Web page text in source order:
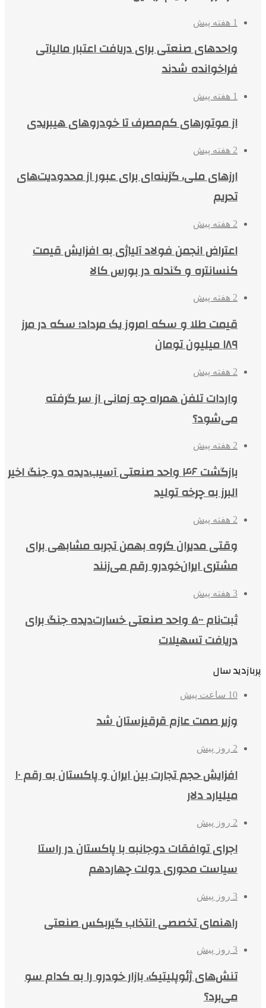
1 هفته پیش
واحدهای صنعتی برای دریافت اعتبار مالیاتی
فراخوانده شدند
1 هفته پیش
از موتورهای کم‌مصرف تا خودروهای هیبریدی
2 هفته پیش
ارزهای ملی، گزینه‌ای برای عبور از محدودیت‌های
تحریم
2 هفته پیش
اعتراض انجمن فولاد آلیاژی به افزایش قیمت
کنسانتره و گندله در بورس کالا
2 هفته پیش
قیمت طلا و سکه امروز یک مرداد؛ سکه در مرز
۱۸۹ میلیون تومان
2 هفته پیش
واردات تلفن همراه چه زمانی از سر گرفته
می‌شود؟
2 هفته پیش
بازگشت ۴۶ واحد صنعتی آسیب‌دیده دو جنگ اخیر
البرز به چرخه تولید
2 هفته پیش
وقتی مدیران گروه بهمن تجربه مشابهی برای
مشتری ایران‌خودرو رقم می‌زنند
3 هفته پیش
ثبت‌نام ۵۰۰ واحد صنعتی خسارت‌دیده جنگ برای
دریافت تسهیلات
پربازدید سال
10 ساعت پیش
وزیر صمت عازم قرقیزستان شد
2 روز پیش
افزایش حجم تجارت بین ایران و پاکستان به رقم ۱۰
میلیارد دلار
2 روز پیش
اجرای توافقات دوجانبه با پاکستان در راستا
سیاست محوری دولت چهاردهم
3 روز پیش
راهنمای تخصصی انتخاب گیربکس صنعتی
3 روز پیش
تنش‌های ژئوپلیتیک، بازار خودرو را به کدام سو
می‌برد؟